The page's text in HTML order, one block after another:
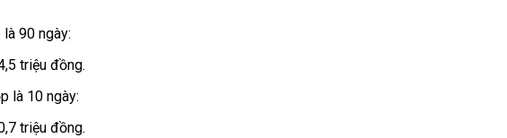
90 ngày:
triệu đồng.
là 10 ngày:
triệu đồng.